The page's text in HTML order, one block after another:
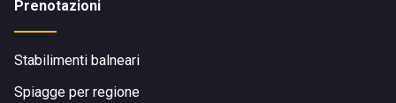
Prenotazioni
Stabilimenti balneari
Spiagge per regione